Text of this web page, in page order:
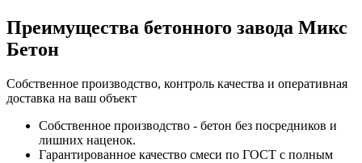
Преимущества бетонного завода Микс
Бетон
Собственное производство, контроль качества и оперативная
доставка на ваш объект
Собственное производство - бетон без посредников и
лишних наценок.
Гарантированное качество смеси по ГОСТ с полным